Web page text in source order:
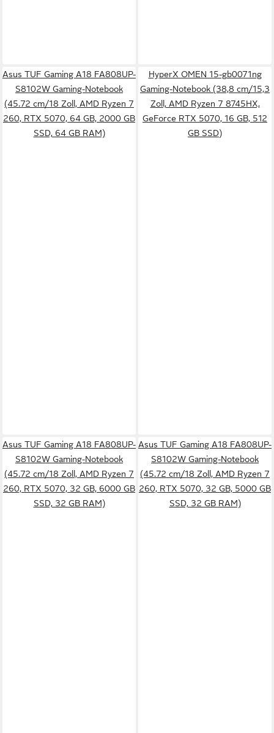
Asus TUF Gaming A18 FA808UP-
S8102W Gaming-Notebook
(45.72 cm/18 Zoll, AMD Ryzen 7
260, RTX 5070, 64 GB, 2000 GB
SSD, 64 GB RAM)
HyperX OMEN 15-gb0071ng
Gaming-Notebook (38,8 cm/15,3
Zoll, AMD Ryzen 7 8745HX,
GeForce RTX 5070, 16 GB, 512
GB SSD)
Asus TUF Gaming A18 FA808UP-
S8102W Gaming-Notebook
(45.72 cm/18 Zoll, AMD Ryzen 7
260, RTX 5070, 32 GB, 6000 GB
SSD, 32 GB RAM)
Asus TUF Gaming A18 FA808UP-
S8102W Gaming-Notebook
(45.72 cm/18 Zoll, AMD Ryzen 7
260, RTX 5070, 32 GB, 5000 GB
SSD, 32 GB RAM)